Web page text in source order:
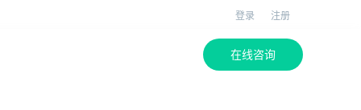
登录 注册
在线咨询